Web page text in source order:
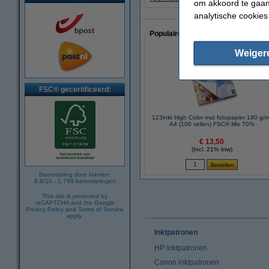
FSC® gecertificeerd:
Beoordeling door klanten:
8.8/10 - 1.799 beoordelingen
This site is protected by
reCAPTCHA and the Google
Privacy Policy and Terms of Service
apply.
Populaire artikelen van klanten die
123inkt High Color mat fotopapier 180 g/
A4 (100 vellen) FSC® Mix 70%
€ 13,50
(Incl. 21% btw)
Inktpatronen
HP inktpatronen
Canon inktpatronen
om akkoord te
analytische